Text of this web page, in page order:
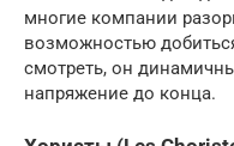
многие компании
возможностью
смотреть, он
напряжение до конца.